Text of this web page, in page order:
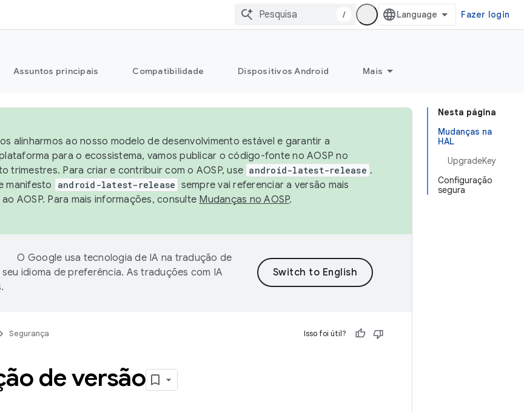
/ Fazer login
Assuntos principais Compatibilidade Dispositivos Android Mais
Nesta página
Mudanças na
HAL
UpgradeKey
Configuração
segura
alinharmos ao nosso modelo de desenvolvimento estável e garantir a
para o ecossistema, vamos publicar o código-fonte no AOSP no
trimestres. Para criar e contribuir com o AOSP, use android-latest-release .
manifesto
android-latest-release sempre vai referenciar a versão mais
AOSP. Para mais informações, consulte Mudanças no AOSP.
O Google usa tecnologia de IA na tradução de
idioma de preferência. As traduções com IA
Segurança Isso foi útil?
de versão